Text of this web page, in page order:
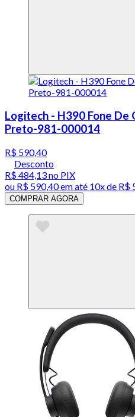
Logitech - H390 Fone De
Preto-981-000014
R$ 590,40
Desconto
R$ 484,13no PIX
ou R$ 590,40em até 10x de R$
COMPRAR AGORA